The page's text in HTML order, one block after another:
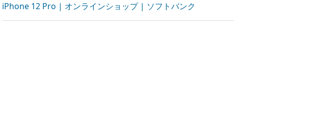
iPhone 12 Pro | オンラインショップ | ソフトバンク